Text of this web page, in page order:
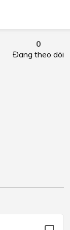
0
Đang theo dõi